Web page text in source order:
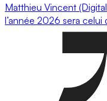
Matthieu Vincent
l’année 2026 sera celui